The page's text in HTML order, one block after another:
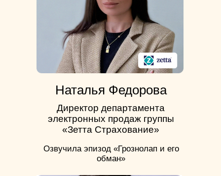
Наталья Федорова
Директор департамента
электронных продаж группы
«Зетта Страхование»
Озвучила эпизод «Грознолап и его
обман»